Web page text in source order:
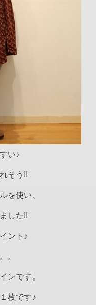
い♪
そう!!
を使い、
した!!
ント♪
。
ンです。
枚です♪